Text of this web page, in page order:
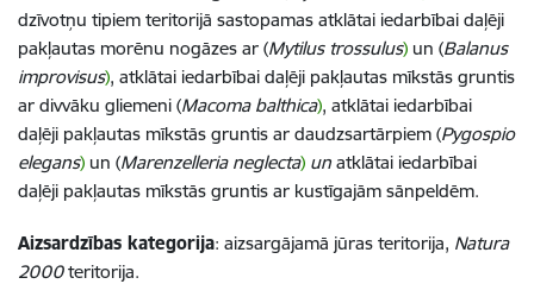
dzīvotņu tipiem teritorijā sastopamas atklātai iedarbībai daļēji
pakļautas morēnu nogāzes ar (​​​​​​​Mytilus trossulus) un (​​​​​​​Balanus
improvisus), atklātai iedarbībai daļēji pakļautas mīkstās gruntis
ar divvāku gliemeni (Macoma balthica), atklātai iedarbībai
daļēji pakļautas mīkstās gruntis ar daudzsartārpiem (​​​​​​​Pygospio
elegans) un (​​​​​​​Marenzelleria neglecta) un atklātai iedarbībai
daļēji pakļautas mīkstās gruntis ar kustīgajām sānpeldēm.
Aizsardzības kategorija: aizsargājamā jūras teritorija, Natura
2000teritorija.